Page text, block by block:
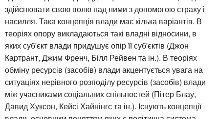
здійснювати свою волю над ними з допомогою страху і
насилля. Така концепція влади має кілька варіантів. В
теоріях опору викладаються такі владні відносини, в
яких суб'єкт влади придушує опір її суб'єктів (Джон
Картрант, Джим Френч, Білл Рейвен та ін.). В теоріях
обміну ресурсів (засобів) влади акцентується увага на
ситуаціях нерівного розподілу ресурсів (засобів) влади
між учасниками соціальних спільностей (Пітер Блау,
Давид Хуксон, Кейсі Хайнінгс та ін.). Існують концепції